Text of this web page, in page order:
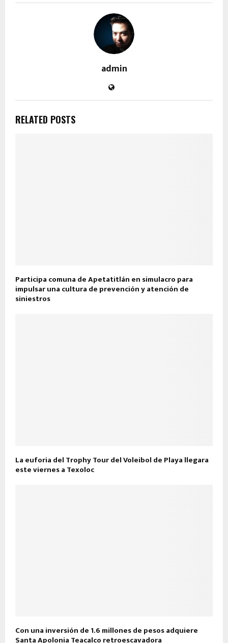
admin
RELATED POSTS
Participa comuna de Apetatitlán en simulacro para
impulsar una cultura de prevención y atención de
siniestros
La euforia del Trophy Tour del Voleibol de Playa llegara
este viernes a Texoloc
Con una inversión de 1.6 millones de pesos adquiere
Santa Apolonia Teacalco retroescavadora